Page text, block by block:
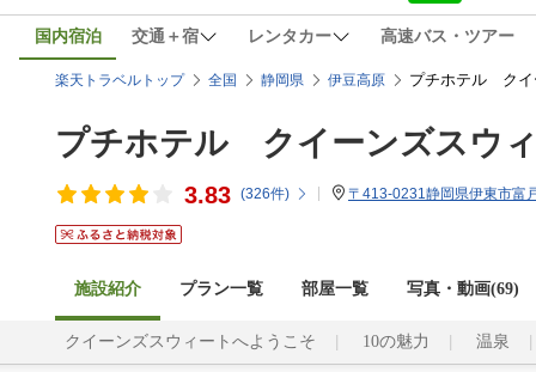
国内宿泊 交通＋宿 レンタカー 高速バス・ツアー
楽天トラベルトップ 全国 静岡県 伊豆高原 プチホテル クイ
プチホテル クイーンズスウ
3.83 (326件) 〒413-0231静岡県伊東市富
施設紹介 プラン一覧 部屋一覧 写真・動画(69)
クイーンズスウィートへようこそ 10の魅力 温泉